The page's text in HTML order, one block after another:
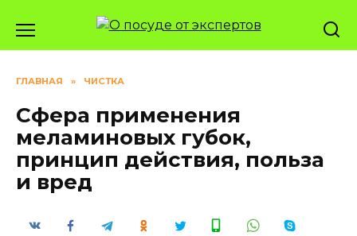
содержанию
ГЛАВНАЯ » ЧИСТКА
Сфера применения
меламиновых губок,
принцип действия, польза
и вред